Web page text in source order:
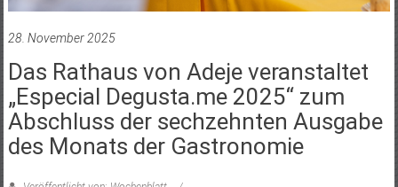
28. November 2025
Das Rathaus von Adeje veranstaltet
„Especial Degusta.me 2025“ zum
Abschluss der sechzehnten Ausgabe
des Monats der Gastronomie